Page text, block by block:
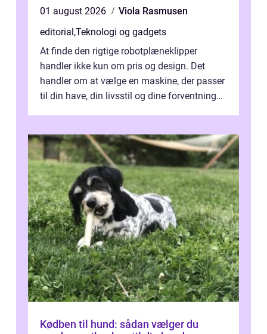
01 august 2026
Viola Rasmusen
editorial,Teknologi og gadgets
At finde den rigtige robotplæneklipper
handler ikke kun om pris og design. Det
handler om at vælge en maskine, der passer
til din have, din livsstil og dine forventninger.
Kødben til hund: sådan vælger du